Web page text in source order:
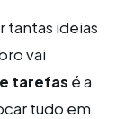
tantas ideias
vai
tarefas é a
tudo em